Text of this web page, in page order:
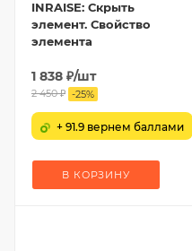
INRAISE: Скрыть
элемент. Свойство
элемента
1 838 ₽/шт
2 450₽ -25%
+ 91.9 вернем баллами
В КОРЗИНУ